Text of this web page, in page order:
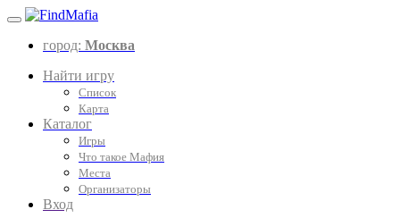
город: Москва
Найти игру
Список
Карта
Каталог
Игры
Что такое Мафия
Места
Организаторы
Вход